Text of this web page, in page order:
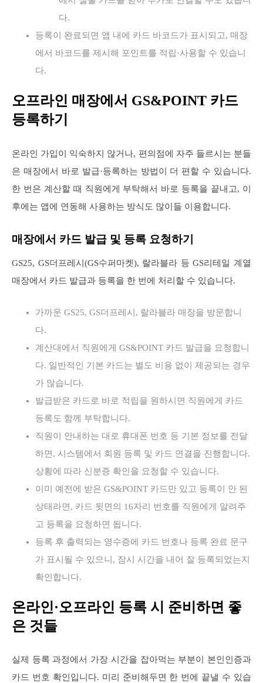
다.
등록이 완료되면 앱 내에 카드 바코드가 표시되고, 매장
에서 바코드를 제시해 포인트를 적립·사용할 수 있습니
다.
오프라인 매장에서 GS&POINT 카드
등록하기
온라인 가입이 익숙하지 않거나, 편의점에 자주 들르시는 분들
은 매장에서 바로 발급·등록하는 방법이 더 편할 수 있습니다.
한 번은 계산할 때 직원에게 부탁해서 바로 등록을 끝내고, 이
후에는 앱에 연동해 사용하는 방식도 많이들 이용합니다.
매장에서 카드 발급 및 등록 요청하기
GS25, GS더프레시(GS수퍼마켓), 랄라블라 등 GS리테일 계열
매장에서 카드 발급과 등록을 한 번에 처리할 수 있습니다.
가까운 GS25, GS더프레시, 랄라블라 매장을 방문합니
다.
계산대에서 직원에게 GS&POINT 카드 발급을 요청합니
다. 일반적인 기본 카드는 별도 비용 없이 제공되는 경우
가 많습니다.
발급받은 카드로 바로 적립을 원하시면 직원에게 카드
등록도 함께 부탁합니다.
직원이 안내하는 대로 휴대폰 번호 등 기본 정보를 전달
하면, 시스템에서 회원 등록 및 카드 연결을 진행합니다.
상황에 따라 신분증 확인을 요청할 수 있습니다.
이미 예전에 받은 GS&POINT 카드만 있고 등록이 안 된
상태라면, 카드 뒷면의 16자리 번호를 직원에게 알려주
고 등록을 요청하면 됩니다.
등록 후 출력되는 영수증에 카드 번호나 등록 완료 문구
가 표시될 수 있으니, 잠시 시간을 내어 잘 등록되었는지
확인합니다.
온라인·오프라인 등록 시 준비하면 좋
은 것들
실제 등록 과정에서 가장 시간을 잡아먹는 부분이 본인인증과
카드 번호 확인입니다. 미리 준비해두면 한 번에 끝낼 수 있습